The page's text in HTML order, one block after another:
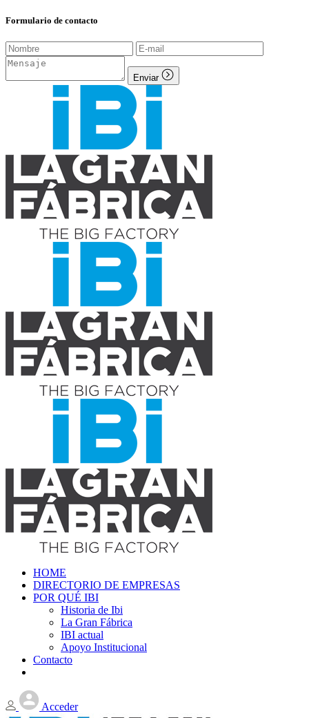
Formulario de contacto
Enviar
HOME
DIRECTORIO DE EMPRESAS
POR QUÉ IBI
Historia de Ibi
La Gran Fábrica
IBI actual
Apoyo Institucional
Contacto
Acceder